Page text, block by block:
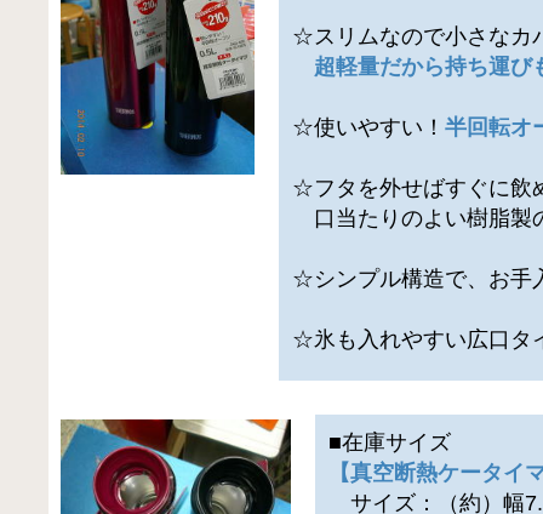
☆スリムなので小さなカ
超軽量だから持ち運び
☆使いやすい！半回転オ
☆フタを外せばすぐに飲
口当たりのよい樹脂製
☆シンプル構造で、お手
☆氷も入れやすい広口タ
■在庫サイズ
【真空断熱ケータ
サイズ：（約）幅